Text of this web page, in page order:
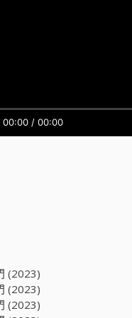
(2023)
(2023)
(2023)